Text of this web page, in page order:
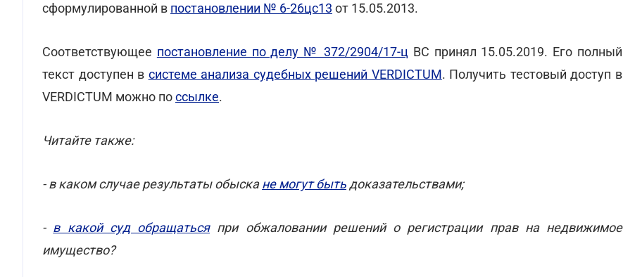
сформулированной в постановлении № 6-26цс13 от 15.05.2013.
Соответствующее постановление по делу № 372/2904/17-ц ВС принял 15.05.2019. Его полный
текст доступен в системе анализа судебных решений VERDICTUM. Получить тестовый доступ в
VERDICTUM можно поссылке.
Читайте также:
- в каком случае результаты обыскане могут быть доказательствами;
- в какой суд обращатьсяпри обжаловании решений о регистрации прав на недвижимое
имущество?